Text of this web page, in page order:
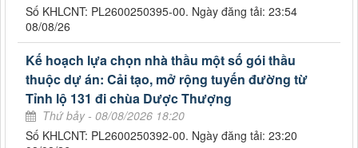
Số KHLCNT: PL2600250395-00. Ngày đăng tải: 23:54
08/08/26
Kế hoạch lựa chọn nhà thầu một số gói thầu
thuộc dự án: Cải tạo, mở rộng tuyến đường từ
Tỉnh lộ 131 đi chùa Dược Thượng
Thứ bảy - 08/08/2026 18:20
Số KHLCNT: PL2600250392-00. Ngày đăng tải: 23:20